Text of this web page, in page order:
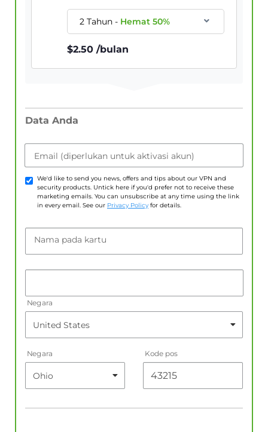
2 Tahun- Hemat50%
$2.50 /bulan
Data Anda
Email (diperlukan untuk aktivasi akun)
We'd like to send you news, offers and tips about our VPN and
security products. Untick here if you'd prefer not to receive these
marketing emails. You can unsubscribe at any time using the link
in every email. See our Privacy Policy for details.
Nama pada kartu
Negara
Negara Kode pos